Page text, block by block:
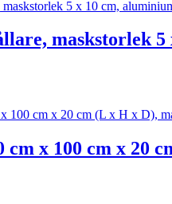
maskstorlek
cm x 100 cm x 20